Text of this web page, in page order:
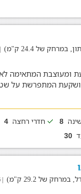
של 24.4 ק"מ)
המתפרשת על
8 חדרי רחצה 4
30
של 29.2 ק"מ) | 04/08/2026